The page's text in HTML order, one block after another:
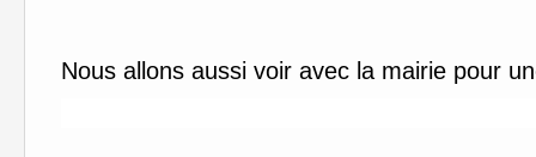
Nous allons aussi voir avec la mairie pour